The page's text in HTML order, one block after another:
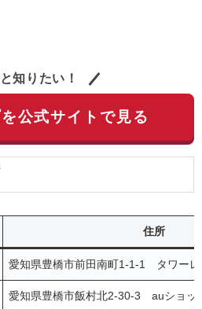
知りたい！
公式サイトで見る
住所
愛知県豊橋市前田南町1-1-1 タワー
愛知県豊橋市飯村北2-30-3 auショ